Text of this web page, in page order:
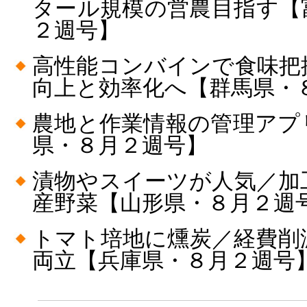
タール規模の営農目指す
２週号】
高性能コンバインで食味
向上と効率化へ【群馬県・
農地と作業情報の管理ア
県・８月２週号】
漬物やスイーツが人気／
産野菜【山形県・８月２週
トマト培地に燻炭／経費
両立【兵庫県・８月２週号